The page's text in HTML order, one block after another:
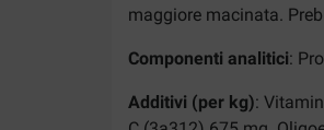
maggiore macinata.
Componenti analitici:
Additivi (per kg):